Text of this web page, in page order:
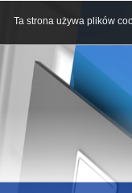
Ta strona używa plików